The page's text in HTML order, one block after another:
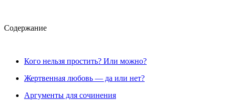
Cодержание
Кого нельзя простить? Или можно?
Жертвенная любовь — да или нет?
Аргументы для сочинения